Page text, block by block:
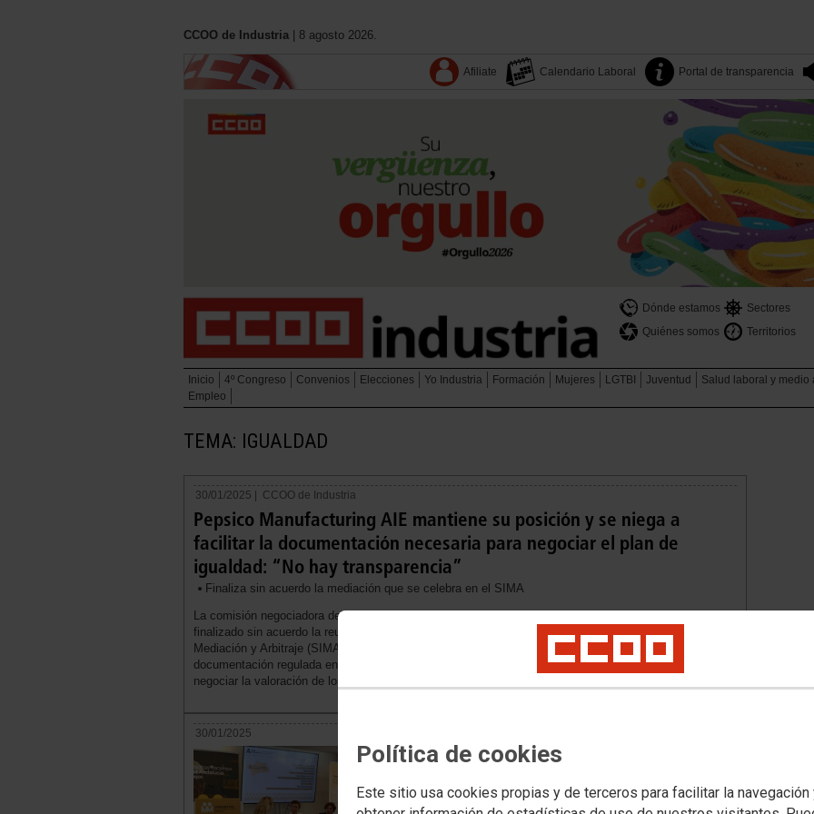
Política de cookies
Este sitio usa cookies propias y de terceros para facilitar la navegación
CCOO de Industria | 8 agosto 2026.
Afiliate Calendario Laboral Portal de transparencia
Dónde estamos Sectores
Quiénes somos
Territorios
Inicio 4º Congreso Convenios Elecciones Yo Industria Formación Mujeres LGTBI Juventud Salud laboral y medio
Empleo
TEMA: IGUALDAD
30/01/2025 | CCOO de Industria
Pepsico Manufacturing AIE mantiene su posición y se niega a
facilitar la documentación necesaria para negociar el plan de
igualdad: “No hay transparencia”
Finaliza sin acuerdo la mediación que se celebra en el SIMA
La comisión negociadora del plan de igualdad de Pepsico Manufacturing IAE continúa bloqueada. Ha
finalizado sin acuerdo la reunión que esta mañana se ha celebrado en el Servicio Interconfederal de
Mediación y Arbitraje (SIMA) para tratar de avanzar. La multinacional se niega a facilitar la
documentación regulada en la legislación vigente y que CCOO reclama desde hace meses para poder
negociar la valoración de los puestos de trabajo. “No hay transparencia por parte de la empresa”.
30/01/2025
Eva Madrigal en el II Encuentro sobre
Mujer en la Industria y la Minería: “Los
planes de igualdad son positivos y su